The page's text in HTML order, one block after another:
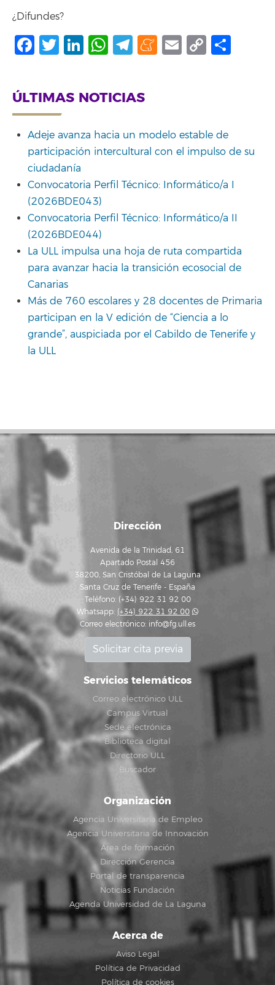
¿Difundes?
Facebook
Twitter
LinkedIn
WhatsApp
Telegram
Meneame
Email
Copy
ÚLTIMAS NOTICIAS
Adeje avanza hacia un modelo estable de
participación intercultural con el impulso de su
ciudadanía
Convocatoria Perfil Técnico: Informático/a I
(2026BDE043)
Convocatoria Perfil Técnico: Informático/a II
(2026BDE044)
La ULL impulsa una hoja de ruta compartida
para avanzar hacia la transición ecosocial de
Canarias
Más de 760 escolares y 28 docentes de Primaria
participan en la V edición de “Ciencia a lo
grande”, auspiciada por el Cabildo de Tenerife y
la ULL
Dirección
Avenida de la Trinidad, 61
Apartado Postal 456
38200, San Cristóbal de La Laguna
Santa Cruz de Tenerife - España
Teléfono: (+34) 922 31 92 00
Whatsapp: (+34) 922 31 92 00
Correo electrónico: info@fg.ull.es
Solicitar cita previa
Servicios telemáticos
Correo electrónico ULL
Campus Virtual
Sede electrónica
Biblioteca digital
Directorio ULL
Buscador
Organización
Agencia Universitaria de Empleo
Agencia Universitaria de Innovación
Área de formación
Dirección Gerencia
Portal de transparencia
Noticias Fundación
Agenda Universidad de La Laguna
Acerca de
Aviso Legal
Política de Privacidad
Política de cookies